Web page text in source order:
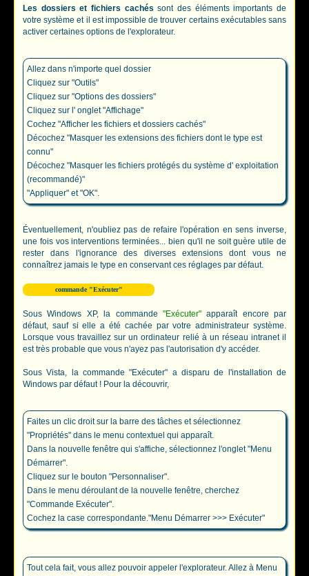
Les dossiers et fichiers cachés sont des éléments importants de
votre système et il est impossible de trouver certains exécutables sans
activer certaines options de l'explorateur.
Allez dans n'importe quel dossier
Cliquez sur "Outils"
Cliquez sur "Options des dossiers"
Cliquez sur l' onglet "Affichage"
Cochez "Afficher les fichiers et dossiers cachés"
Décochez "Masquer les extensions des fichiers dont le type est
connu"
Décochez "Masquer les fichiers protégés du système d' exploitation
(recommandé)"
"Appliquer" et "OK".
Éventuellement, n'oubliez pas de refaire l'opération en sens inverse,
une fois vos interventions terminées... bien qu'il ne soit guère utile de
rester dans l'ignorance des diverses extensions dont vous ne
connaîtrez jamais le type en conservant ces réglages par défaut.
commande "Exécuter"
Sous Windows XP, la commande "Exécuter"apparaît encore par
défaut, sauf si elle a été cachée par votre administrateur système.
Lorsque vous travaillez sur un ordinateur relié à un réseau intranet il
est très probable que vous n'ayez pas l'autorisation d'y accéder.
Sous Vista, la commande "Exécuter" a disparu de l'installation de
Windows par défaut ! Pour la découvrir,
Faites un clic droit sur la barre des tâches et sélectionnez
"Propriétés" dans le menu contextuel qui apparaît.
Dans la nouvelle fenêtre qui s'affiche, sélectionnez l'onglet "Menu
Démarrer".
Cliquez sur le bouton "Personnaliser".
Dans le menu déroulant de la nouvelle fenêtre, cherchez
"Commande Exécuter".
Cochez la case correspondante."Menu Démarrer >>> Exécuter"
Tout cela fait, vous allez pouvoir appeler l'explorateur. Allez à Menu